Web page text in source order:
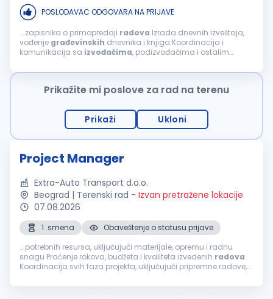
POSLODAVAC ODGOVARA NA PRIJAVE
...zapisnika o primopredaji radova Izrada dnevnih izveštaja,
vođenje građevinskih dnevnika i knjiga Koordinacija i
komunikacija sa izvođačima, podizvođačima i ostalim
bezbednosti i zaštite na radu na gradilištu...
Prikažite mi poslove za rad na terenu
Prikaži Ukloni
Project Manager
Extra-Auto Transport d.o.o.
Beograd | Terenski rad - Izvan pretražene lokacije
07.08.2026
1. smena
Obaveštenje o statusu prijave
...potrebnih resursa, uključujući materijale, opremu i radnu
snagu Praćenje rokova, budžeta i kvaliteta izvedenih radova
Koordinacija svih faza projekta, uključujući pripremne radove,
podizvođača...